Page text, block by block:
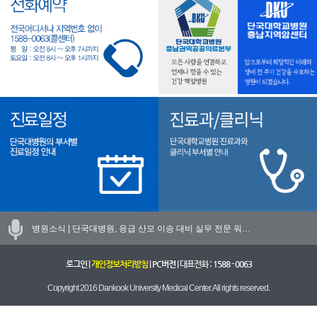
병원소식 | 단국대병원, 응급 산모 이송 대비 실무 전문 워…
로그인| 개인정보처리방침| PC버전| 대표전화 : 1588 - 0063
Copyright 2016 Dankook University Medical Center. All rights reserved.